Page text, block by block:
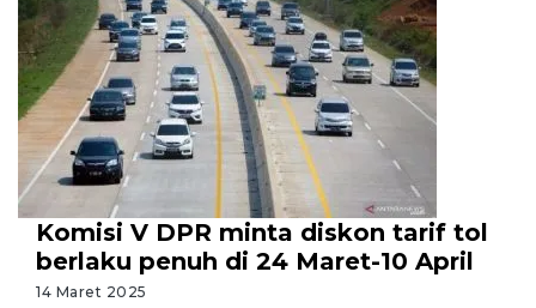
Komisi V DPR minta diskon tarif tol
berlaku penuh di 24 Maret-10 April
14 Maret 2025